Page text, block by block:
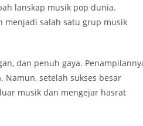
lanskap musik pop dunia.
menjadi salah satu grup musik
dan penuh gaya.
setelah sukses besar
musik dan mengejar hasrat